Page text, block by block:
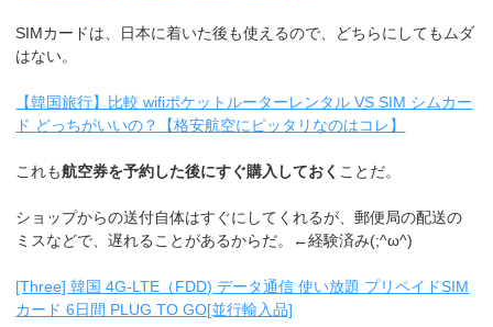
SIMカードは、日本に着いた後も使えるので、どちらにしてもムダ
はない。
【韓国旅行】比較 wifiポケットルーターレンタル VS SIM シムカー
ド どっちがいいの？【格安航空にピッタリなのはコレ】
これも航空券を予約した後にすぐ購入しておく ことだ。
ショップからの送付自体はすぐにしてくれるが、郵便局の配送の
ミスなどで、遅れることがあるからだ。←経験済み(;^ω^)
[Three] 韓国 4G-LTE（FDD) データ通信 使い放題 プリペイドSIM
カード 6日間 PLUG TO GO[並行輸入品]